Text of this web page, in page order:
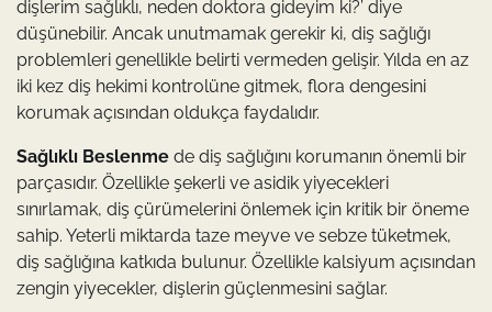
dişlerim sağlıklı, neden doktora gideyim ki?’ diye
düşünebilir. Ancak unutmamak gerekir ki, diş sağlığı
problemleri genellikle belirti vermeden gelişir. Yılda en az
iki kez diş hekimi kontrolüne gitmek, flora dengesini
korumak açısından oldukça faydalıdır.
Sağlıklı Beslenme de diş sağlığını korumanın önemli bir
parçasıdır. Özellikle şekerli ve asidik yiyecekleri
sınırlamak, diş çürümelerini önlemek için kritik bir öneme
sahip. Yeterli miktarda taze meyve ve sebze tüketmek,
diş sağlığına katkıda bulunur. Özellikle kalsiyum açısından
zengin yiyecekler, dişlerin güçlenmesini sağlar.